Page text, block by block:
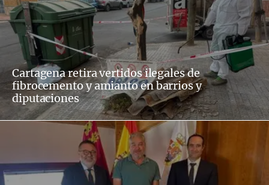
Cartagena retira vertidos ilegales de
fibrocemento y amianto en barrios y
diputaciones